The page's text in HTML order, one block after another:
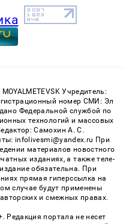
Учредитель:
номер СМИ: Эл
Федеральной службой по
технологий и массовых
Самохин А. С.
infolivesmi@yandex.ru При
материалов новостного
изданиях, а также теле-
обязательна. При
прямая гиперссылка на
случае будут применены
и смежных правах.
Редакция портала не несет